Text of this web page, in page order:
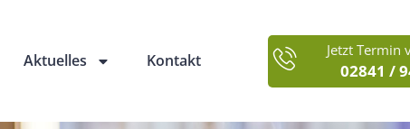
Aktuelles Kontakt
Jetzt Termin
02841 /